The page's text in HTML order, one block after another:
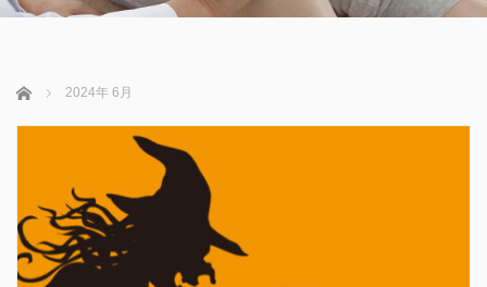
ホーム 2024年 6月